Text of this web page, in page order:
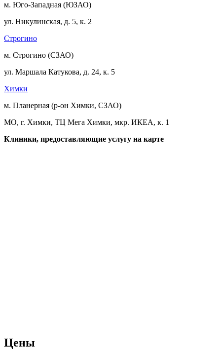
м. Юго-Западная (ЮЗАО)
ул. Никулинская, д. 5, к. 2
Строгино
м. Строгино (СЗАО)
ул. Маршала Катукова, д. 24, к. 5
Химки
м. Планерная (р-он Химки, СЗАО)
МО, г. Химки, ТЦ Мега Химки, мкр. ИКЕА, к. 1
Клиники, предоставляющие услугу на карте
Цены